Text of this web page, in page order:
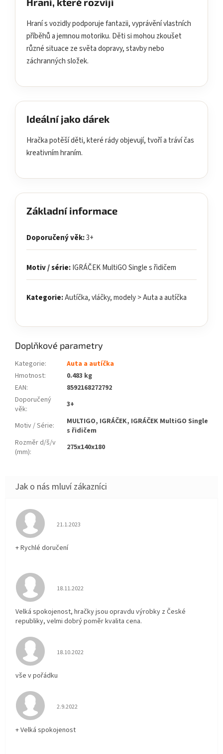
Hraní s vozidly podporuje fantazii, vyprávění vlastních
příběhů a jemnou motoriku. Děti si mohou zkoušet
různé situace ze světa dopravy, stavby nebo
záchranných složek.
Ideální jako dárek
Hračka potěší děti, které rády objevují, tvoří a tráví čas
kreativním hraním.
Základní informace
Doporučený věk:3+
Motiv / série:IGRÁČEK MultiGO Single s řidičem
Kategorie:Autíčka, vláčky, modely > Auta a autíčka
Doplňkové parametry
Kategorie:
Auta a autíčka
Hmotnost:
0.483 kg
EAN:
8592168272792
Doporučený
věk: 3+
Motiv / Série:
MULTIGO, IGRÁČEK, IGRÁČEK MultiGO Single
s řidičem
Rozměr d/š/v
(mm): 275x140x180
Hodnocení obchodu je 5 z 5 hvězdiček.
21.1.2023
+ Rychlé doručení
Hodnocení obchodu je 5 z 5 hvězdiček.
18.11.2022
Velká spokojenost, hračky jsou opravdu výrobky z České
republiky, velmi dobrý poměr kvalita cena.
Hodnocení obchodu je 5 z 5 hvězdiček.
18.10.2022
vše v pořádku
Hodnocení obchodu je 5 z 5 hvězdiček.
2.9.2022
+ Velká spokojenost